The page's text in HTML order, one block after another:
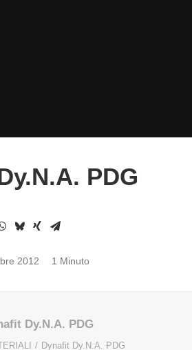
PDG
2012 1 Minuto
Dy.N.A. PDG
Dynafit Dy.N.A. PDG